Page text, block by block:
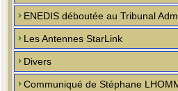
ENEDIS déboutée au Tribunal
Les Antennes StarLink
Divers
Communiqué de Stéphane